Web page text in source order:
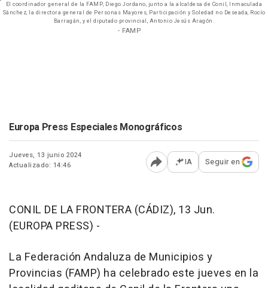
El coordinador general de la FAMP, Diego Jordano, junto a la alcaldesa de Conil, Inmaculada
Sánchez, la directora general de Personas Mayores, Participación y Soledad no Deseada, Rocío
Barragán, y el diputado provincial, Antonio Jesús Aragón.
- FAMP
Europa Press Especiales Monográficos
Jueves, 13 junio 2024
Actualizado: 14:46
Abrir opciones para
IA Seguir en
CONIL DE LA FRONTERA (CÁDIZ), 13 Jun.
(EUROPA PRESS) -
La Federación Andaluza de Municipios y
Provincias (FAMP) ha celebrado este jueves en la